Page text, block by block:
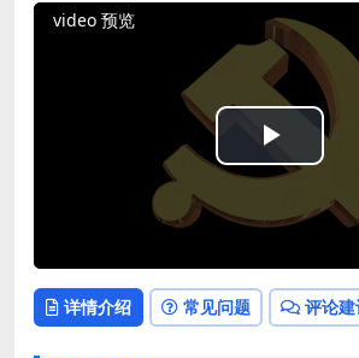
video 预览
Play
详情介绍 常见问题 评论建